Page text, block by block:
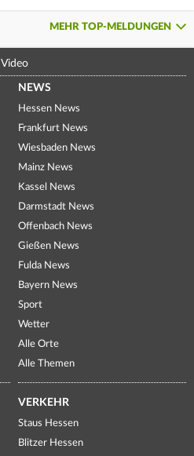
MEHR TOP-MELDUNGEN
Video
NEWS
Hessen News
Frankfurt News
Wiesbaden News
Mainz News
Kassel News
Darmstadt News
Offenbach News
Gießen News
Fulda News
Bayern News
Sport
Wetter
Alle Orte
Alle Themen
VERKEHR
Staus Hessen
Blitzer Hessen